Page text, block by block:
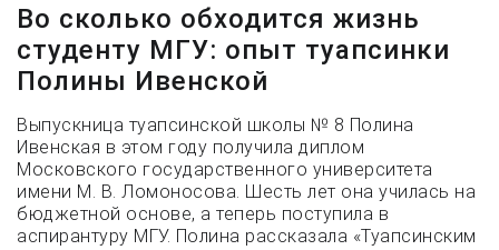
Во сколько обходится жизнь
студенту МГУ: опыт туапсинки
Полины Ивенской
Выпускница туапсинской школы № 8 Полина
Ивенская в этом году получила диплом
Московского государственного университета
имени М. В. Ломоносова. Шесть лет она училась на
бюджетной основе, а теперь поступила в
аспирантуру МГУ. Полина рассказала «Туапсинским